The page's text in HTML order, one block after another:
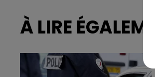
À LIRE